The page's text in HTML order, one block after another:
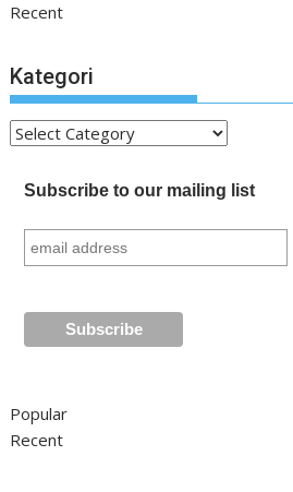
Recent
Kategori
Kategori
Subscribe to our mailing list
Popular
Recent